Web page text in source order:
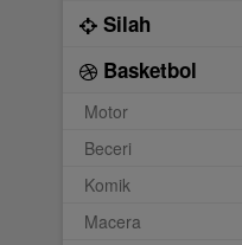
Silah
Basketbol
Motor
Beceri
Komik
Macera